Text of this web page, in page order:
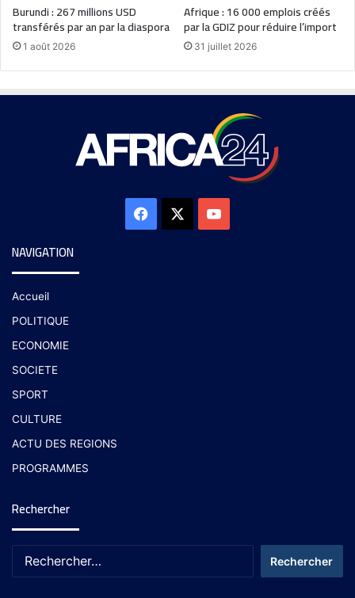
Burundi : 267 millions USD
transférés par an par la diaspora
1 août 2026
Afrique : 16 000 emplois créés
par la GDIZ pour réduire l’import
31 juillet 2026
NAVIGATION
Accueil
POLITIQUE
ECONOMIE
SOCIETE
SPORT
CULTURE
ACTU DES REGIONS
PROGRAMMES
Rechercher